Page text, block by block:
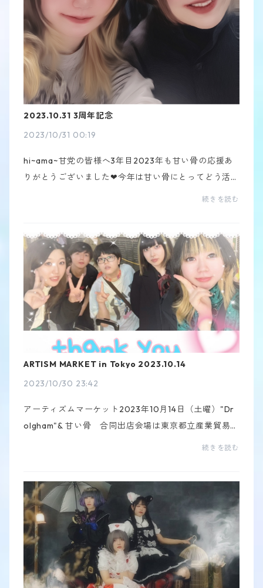
2023.10.31 3周年記念
2023/10/31 00:19
hi~ama~甘党の皆様へ3年目2023年も甘い骨の応援あ
りがとうございました❤︎今年は甘い骨にとってどう活動
して行くか、未来の私達はどんな人間でありたいかを
続きを読む
ARTISM MARKET in Tokyo 2023.10.14
2023/10/30 23:42
アーティズムマーケット2023年10月14日（土曜）"Dr
olgham"& 甘い骨 合同出店会場は東京都立産業貿易セ
ンター台東館4階で開催されました。甘い骨にとって一
続きを読む